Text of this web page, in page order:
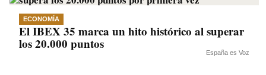
ECONOMÍA
El IBEX 35 marca un hito histórico al superar
los 20.000 puntos
España es Voz